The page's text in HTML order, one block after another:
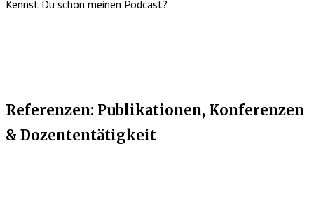
Kennst Du schon meinen Podcast?
Referenzen: Publikationen, Konferenzen
& Dozententätigkeit